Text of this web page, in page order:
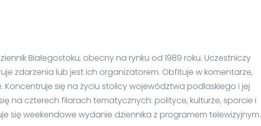
Białegostoku, obecny na rynku od 1989 roku. Uczestniczy
zdarzenia lub jest ich organizatorem. Obfituje w komentarze,
Koncentruje się na życiu stolicy województwa podlaskiego i jej
na czterech filarach tematycznych: polityce, kulturze, sporcie i
się weekendowe wydanie dziennika z programem telewizyjnym.